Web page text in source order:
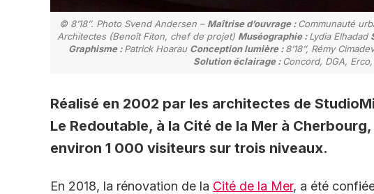
© 8’18’’. Photo Svend Andersen – Maîtrise d’ouvrage :Communauté
Architectes (Benoît Fiton, chef de projet) Muséographie :Lydia Elhadad
Graphisme :Patrick Hoarau Conception lumière :8’18’’, Rémy
Solution éclairage :Concord, DGA,
Réalisé en 2002 par les architectes de
Le Redoutable, à la Cité de la Mer à
environ 1 000 visiteurs sur trois niveaux.
En 2018, la rénovation de la Cité de la Mer, a été